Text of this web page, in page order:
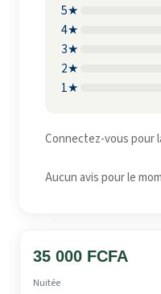
5★
4★
3★
2★
1★
Connectez-vous pour
Aucun avis pour le
35 000 FCFA
Nuitée